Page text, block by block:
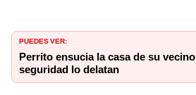
PUEDES VER:
Perrito ensucia la casa de su
seguridad lo delatan